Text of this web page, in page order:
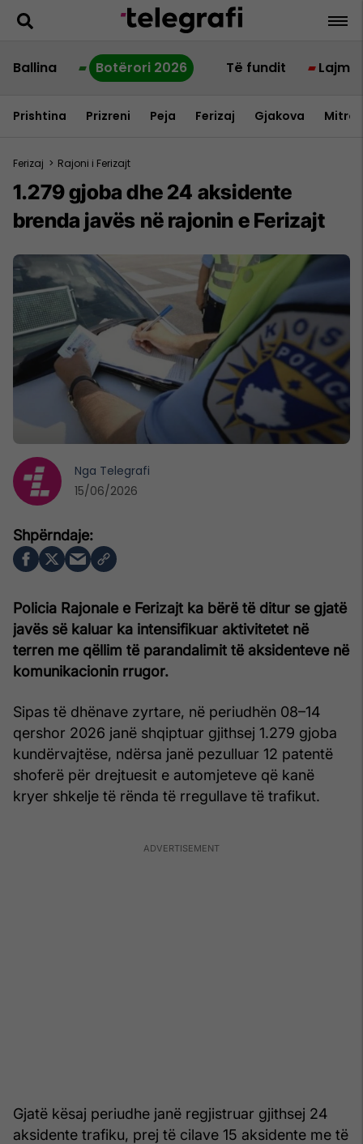
Ballina Botërori 2026 Të fundit Lajme
Prishtina Prizreni Peja Ferizaj Gjakova
Ferizaj > Rajoni i Ferizajt
1.279 gjoba dhe 24 aksidente
brenda javës në rajonin e Ferizajt
Policia Rajonale e Ferizajt ka bërë të ditur se gjatë
javës së kaluar ka intensifikuar aktivitetet në
terren me qëllim të parandalimit të aksidenteve në
komunikacionin rrugor.
Sipas të dhënave zyrtare, në periudhën 08–14
qershor 2026 janë shqiptuar gjithsej 1.279 gjoba
kundërvajtëse, ndërsa janë pezulluar 12 patentë
shoferë për drejtuesit e automjeteve që kanë
kryer shkelje të rënda të rregullave të trafikut.
Gjatë kësaj periudhe janë regjistruar gjithsej 24
aksidente trafiku, prej të cilave 15 aksidente me të
Nga Telegrafi
15/06/2026